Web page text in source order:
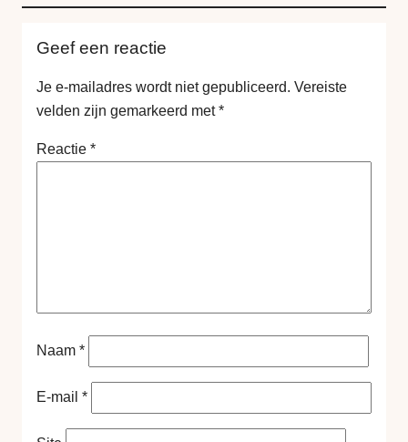
Geef een reactie
Je e-mailadres wordt niet gepubliceerd. Vereiste
velden zijn gemarkeerd met*
Reactie *
Naam *
E-mail *